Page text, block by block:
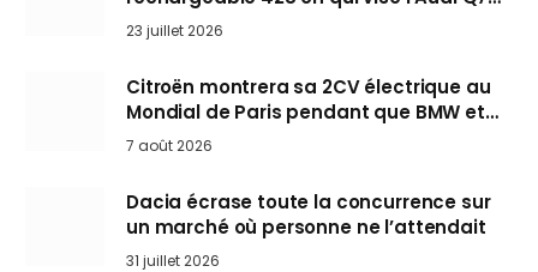
arrive en Europe cet automne
23 juillet 2026
Citroën montrera sa 2CV électrique au
Mondial de Paris pendant que BMW et
Mini désertent le salon
7 août 2026
Dacia écrase toute la concurrence sur
un marché où personne ne l’attendait
31 juillet 2026